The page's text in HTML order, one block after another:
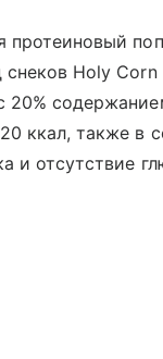
протеиновый
Holy Corn
20%
ккал, также в
и отсутствие